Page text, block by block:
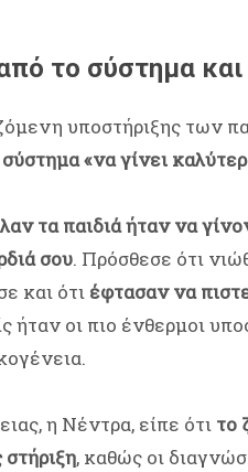
το σύστημα
υποστήριξης των
«να γίνει
τα παιδιά ήταν να
σου. Πρόσθεσε ότι
και ότι έφτασαν να
ήταν οι πιο ένθερμοι
η Νέντρα, είπε ότι το
, καθώς οι